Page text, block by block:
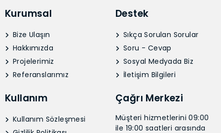
Kurumsal
Bize Ulaşın
Hakkımızda
Projelerimiz
Referanslarımız
Destek
Sıkça Sorulan Sorular
Soru - Cevap
Sosyal Medyada Biz
İletişim Bilgileri
Kullanım
Kullanım Sözleşmesi
Çağrı Merkezi
Müşteri hizmetlerini 09:00
ile 19:00 saatleri arasında